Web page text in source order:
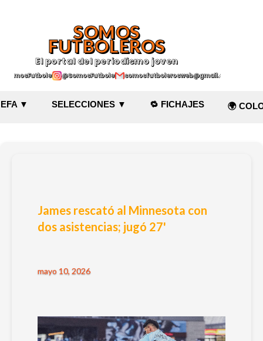
SOMOS
FUTBOLEROS
El portal del periodismo joven
@SomosFutbolerossomosfutbolerosweb@gmail.com
▼ SELECCIONES ▼ 🔁 FICHAJES 🌍
James rescató al Minnesota con
dos asistencias; jugó 27'
mayo 10, 2026